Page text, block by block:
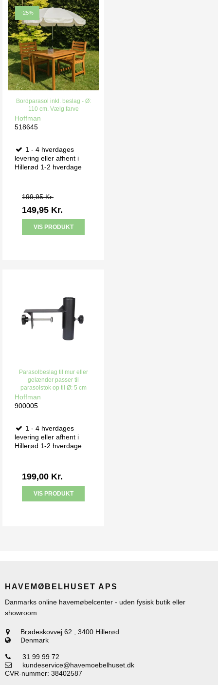
-25%
Bordparasol inkl. beslag - Ø:
110 cm. Vælg farve
Hoffman
518645
1 - 4 hverdages
levering eller afhent i
Hillerød 1-2 hverdage
199,95 Kr.
149,95 Kr.
VIS PRODUKT
Parasolbeslag til mur eller
gelænder passer til
parasolstok op til Ø: 5 cm
Hoffman
900005
1 - 4 hverdages
levering eller afhent i
Hillerød 1-2 hverdage
199,00 Kr.
VIS PRODUKT
HAVEMØBELHUSET APS
Danmarks online havemøbelcenter - uden fysisk butik eller
showroom
Brødeskovvej 62
3400 Hillerød
Denmark
31 99 99 72
kundeservice@havemoebelhuset.dk
CVR-nummer: 38402587